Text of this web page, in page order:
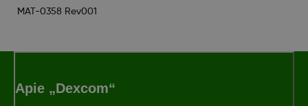
MAT-0358 Rev001
Apie „Dexcom“